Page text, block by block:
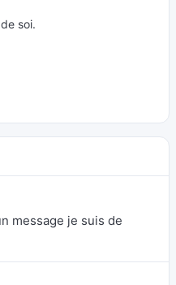
soi.
message je suis de